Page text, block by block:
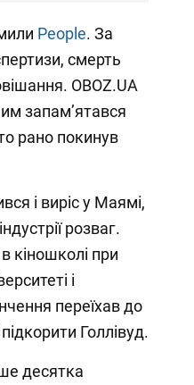
People. За
смерть
OBOZ.UA
запамʼятався
рано покинув
і виріс у Маямі,
розваг.
кіношколі при
і
переїхав до
Голлівуд.
десятка